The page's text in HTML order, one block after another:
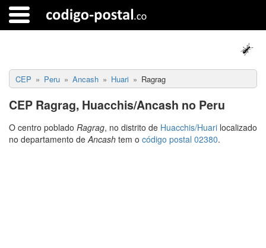
CEP Peru Ancash Huari Ragrag
CEP Ragrag, Huacchis/Ancash no Peru
O centro poblado Ragrag, no distrito de Huacchis/Huari localizado
no departamento de Ancash tem o código postal 02380.